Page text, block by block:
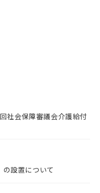
社会保障審議会介護給付
の設置について